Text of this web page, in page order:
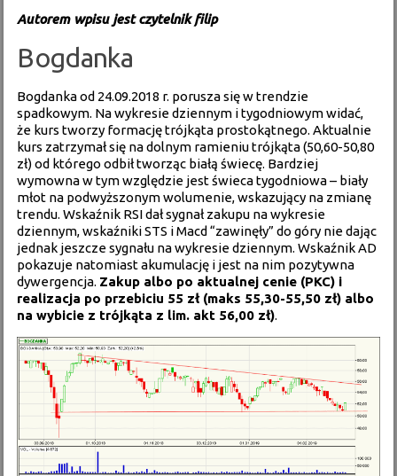
Autorem wpisu jest czytelnik filip
Bogdanka
Bogdanka od 24.09.2018 r. porusza się w trendzie
spadkowym. Na wykresie dziennym i tygodniowym widać,
że kurs tworzy formację trójkąta prostokątnego. Aktualnie
kurs zatrzymał się na dolnym ramieniu trójkąta (50,60-50,80
zł) od którego odbił tworząc białą świecę. Bardziej
wymowna w tym względzie jest świeca tygodniowa – biały
młot na podwyższonym wolumenie, wskazujący na zmianę
trendu. Wskaźnik RSI dał sygnał zakupu na wykresie
dziennym, wskaźniki STS i Macd “zawinęły” do góry nie dając
jednak jeszcze sygnału na wykresie dziennym. Wskaźnik AD
pokazuje natomiast akumulację i jest na nim pozytywna
dywergencja. Zakup albo po aktualnej cenie (PKC) i
realizacja po przebiciu 55 zł (maks 55,30-55,50 zł) albo
na wybicie z trójkąta z lim. akt 56,00 zł).